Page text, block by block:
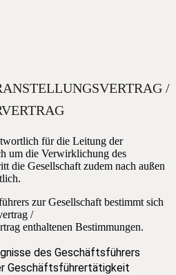
/
für die Leitung der
um die Verwirklichung des
die Gesellschaft zudem nach außen
zur Gesellschaft bestimmt sich
/
enthaltenen Bestimmungen.
des Geschäftsführers
Geschäftsführertätigkeit